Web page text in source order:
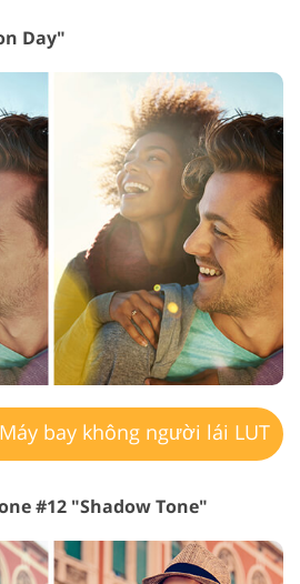
Day"
Máy bay không người lái LUT
#12 "Shadow Tone"